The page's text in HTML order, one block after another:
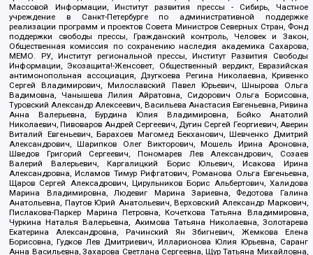
Массовой Информации, Институт развития прессы - Сибирь, Частное
учреждение в Санкт-Петербурге по административной поддержке
реализации программ и проектов Совета Министров Северных Стран, Фонд
поддержки свободы прессы, Гражданский контроль, Человек и Закон,
Общественная комиссия по сохранению наследия академика Сахарова,
МЕМО. РУ, Институт региональной прессы, Институт Развития Свободы
Информации, Экозащита!-Женсовет, Общественный вердикт, Евразийская
антимонопольная ассоциация, Дзугкоева Регина Николаевна, Кривенко
Сергей Владимирович, Милославский Павел Юрьевич, Шнырова Ольга
Вадимовна, Чанышева Лилия Айратовна, Сидорович Ольга Борисовна,
Туровский Александр Алексеевич, Васильева Анастасия Евгеньевна, Ривина
Анна Валерьевна, Бурдина Юлия Владимировна, Бойко Анатолий
Николаевич, Пивоваров Андрей Сергеевич, Дугин Сергей Георгиевич, Аверин
Виталий Евгеньевич, Барахоев Магомед Бекханович, Шевченко Дмитрий
Александрович, Шарипков Олег Викторович, Мошель Ирина Ароновна,
Шведов Григорий Сергеевич, Пономарев Лев Александрович, Созаев
Валерий Валерьевич, Каргалицкий Борис Юльевич, Исакова Ирина
Александровна, Исламов Тимур Рифгатович, Романова Ольга Евгеньевна,
Щаров Сергей Алексадрович, Цирульников Борис Альбертович, Халидова
Марина Владимировна, Людевиг Марина Зариевна, Федотова Галина
Анатольевна, Паутов Юрий Анатольевич, Верховский Александр Маркович,
Пислакова-Паркер Марина Петровна, Кочеткова Татьяна Владимировна,
Чуркина Наталья Валерьевна, Акимова Татьяна Николаевна, Золотарева
Екатерина Александровна, Рачинский Ян Збигневич, Жемкова Елена
Борисовна, Гудков Лев Дмитриевич, Илларионова Юлия Юрьевна, Саранг
Анна Васильевна, Захарова Светлана Сергеевна, Щур Татьяна Михайловна,